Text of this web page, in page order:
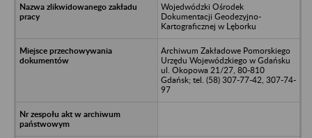
Wojedwódzki Ośrodek
Dokumentacji Geodezyjno-
Kartograficznej w Lęborku
Archiwum Zakładowe Pomorskiego
Urzędu Wojewódzkiego w Gdańsku
ul. Okopowa 21/27, 80-810
Gdańsk; tel. (58) 307-77-42, 307-74-
97